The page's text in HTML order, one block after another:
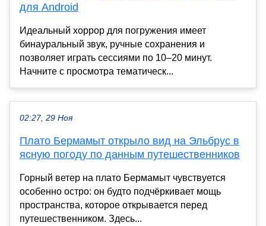
для Android
Идеальный хоррор для погружения имеет
бинауральный звук, ручные сохранения и
позволяет играть сессиями по 10–20 минут.
Начните с просмотра тематическ...
02:27, 29 Ноя
Плато Бермамыт открыло вид на Эльбрус в
ясную погоду по данным путешественников
Горный ветер на плато Бермамыт чувствуется
особенно остро: он будто подчёркивает мощь
пространства, которое открывается перед
путешественником. Здесь...